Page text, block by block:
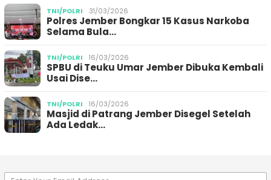
TNI/POLRI 31/03/2026
Polres Jember Bongkar 15 Kasus Narkoba
Selama Bula…
TNI/POLRI 16/03/2026
SPBU di Teuku Umar Jember Dibuka Kembali
Usai Dise…
TNI/POLRI 16/03/2026
Masjid di Patrang Jember Disegel Setelah
Ada Ledak…